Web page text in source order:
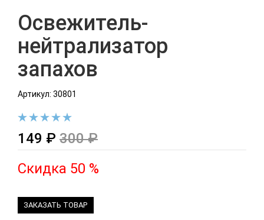
Освежитель-
нейтрализатор
запахов
Артикул: 30801
149 ₽ 300 ₽
Скидка 50 %
ЗАКАЗАТЬ ТОВАР